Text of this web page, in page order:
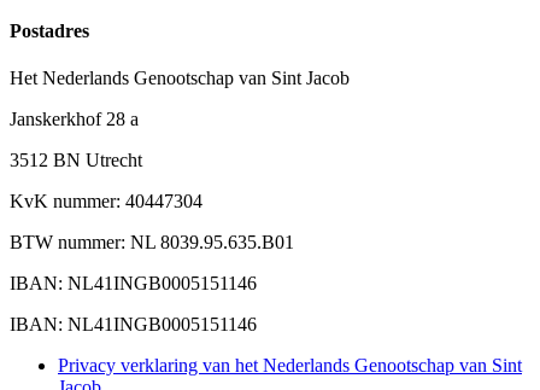
Postadres
Het Nederlands Genootschap van Sint Jacob
Janskerkhof 28 a
3512 BN Utrecht
KvK nummer: 40447304
BTW nummer: NL 8039.95.635.B01
IBAN: NL41INGB0005151146
IBAN: NL41INGB0005151146
Privacy verklaring van het Nederlands Genootschap van Sint